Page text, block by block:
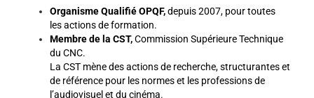
Organisme Qualifié OPQF,depuis 2007, pour toutes
les actions de formation.
Membre de la CST,Commission Supérieure Technique
du CNC.
La CST mène des actions de recherche, structurantes et
de référence pour les normes et les professions de
l’audiovisuel et du cinéma.